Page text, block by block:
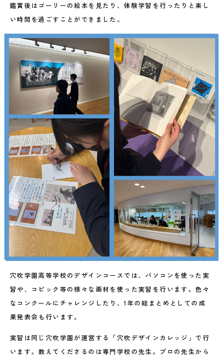
鑑賞後はゴーリーの絵本を見たり、体験学習を行ったりと楽し
い時間を過ごすことができました。
穴吹学園高等学校のデザインコースでは、パソコンを使った実
習や、コピック等の様々な画材を使った実習を行います。色々
なコンクールにチャレンジしたり、1年の総まとめとしての成
果発表会も行います。
実習は同じ穴吹学園が運営する「穴吹デザインカレッジ」で行
います。教えてくださるのは専門学校の先生。プロの先生から